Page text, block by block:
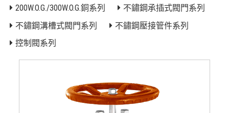
200W.O.G./300W.O.G.銅系列
不鏽鋼承插式閥門系列
不鏽鋼溝槽式閥門系列
不鏽鋼壓接管件系列
控制閥系列